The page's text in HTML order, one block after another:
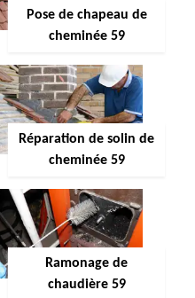
Pose de chapeau de
cheminée 59
Réparation de solin de
cheminée 59
Ramonage de
chaudière 59